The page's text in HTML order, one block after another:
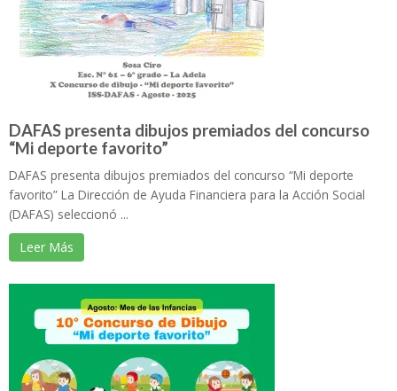
DAFAS presenta dibujos premiados del concurso
“Mi deporte favorito”
DAFAS presenta dibujos premiados del concurso “Mi deporte
favorito” La Dirección de Ayuda Financiera para la Acción Social
(DAFAS) seleccionó ...
Leer Más